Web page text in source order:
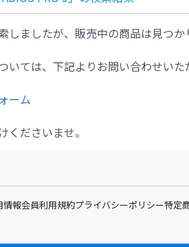
しましたが、販売中の商品は見つか
いては、下記よりお問い合わせいた
ーム
くださいませ。
情報会員利用規約プライバシーポリシー特定